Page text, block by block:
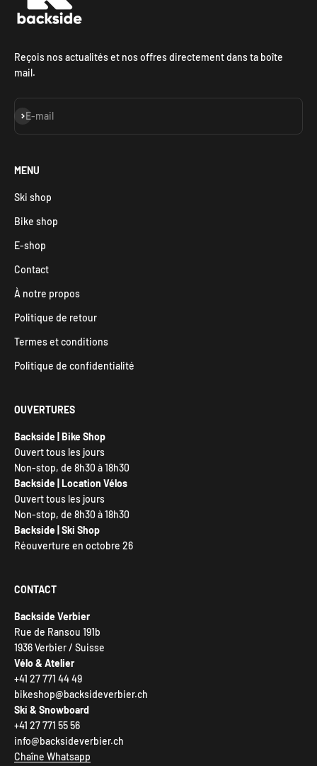
Reçois nos actualités et nos offres directement dans ta boîte
mail.
E-mail
S'inscrire
MENU
Ski shop
Bike shop
E-shop
Contact
À notre propos
Politique de retour
Termes et conditions
Politique de confidentialité
OUVERTURES
Backside | Bike Shop
Ouvert tous les jours
Non-stop, de 8h30 à 18h30
Backside | Location Vélos
Ouvert tous les jours
Non-stop, de 8h30 à 18h30
Backside | Ski Shop
Réouverture en octobre 26
CONTACT
Backside Verbier
Rue de Ransou 191b
1936 Verbier / Suisse
Vélo & Atelier
+41 27 771 44 49
bikeshop@backsideverbier.ch
Ski & Snowboard
+41 27 771 55 56
info@backsideverbier.ch
Chaîne Whatsapp